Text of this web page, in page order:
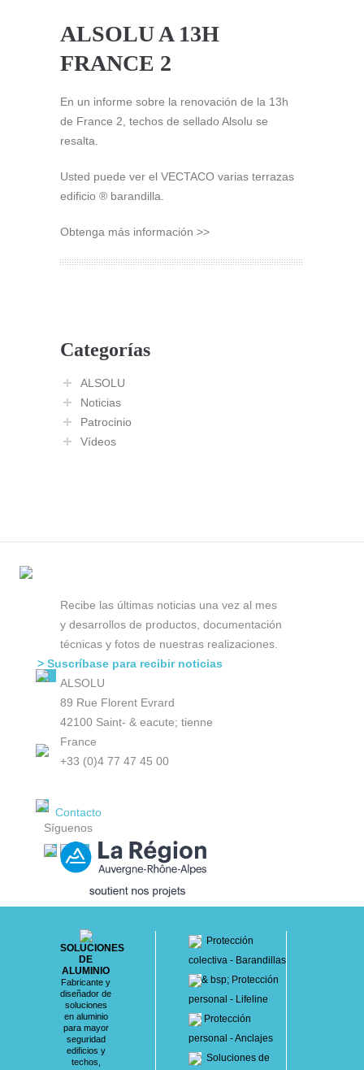
ALSOLU A 13H
FRANCE 2
En un informe sobre la renovación de la 13h
de France 2, techos de sellado Alsolu se
resalta.
Usted puede ver el VECTACO varias terrazas
edificio ® barandilla.
Obtenga más información >>
Categorías
ALSOLU
Noticias
Patrocinio
Vídeos
Recibe las últimas noticias una vez al mes
y desarrollos de productos, documentación
técnicas y fotos de nuestras realizaciones.
> Suscríbase para recibir noticias
ALSOLU
89 Rue Florent Evrard
42100 Saint- & eacute; tienne
France
+33 (0)4 77 47 45 00
Contacto
Síguenos
SOLUCIONES
DE
ALUMINIO
Fabricante y
diseñador de
soluciones
en aluminio
para mayor
seguridad
edificios y
techos,
Protección
colectiva - Barandillas
& bsp; Protección
personal - Lifeline
Protección
personal - Anclajes
Soluciones de